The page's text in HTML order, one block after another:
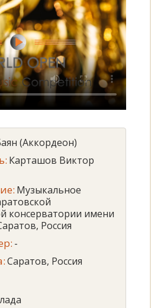
(Аккордеон)
Карташов Виктор
Музыкальное
консерватории имени
Россия
-
Саратов, Россия